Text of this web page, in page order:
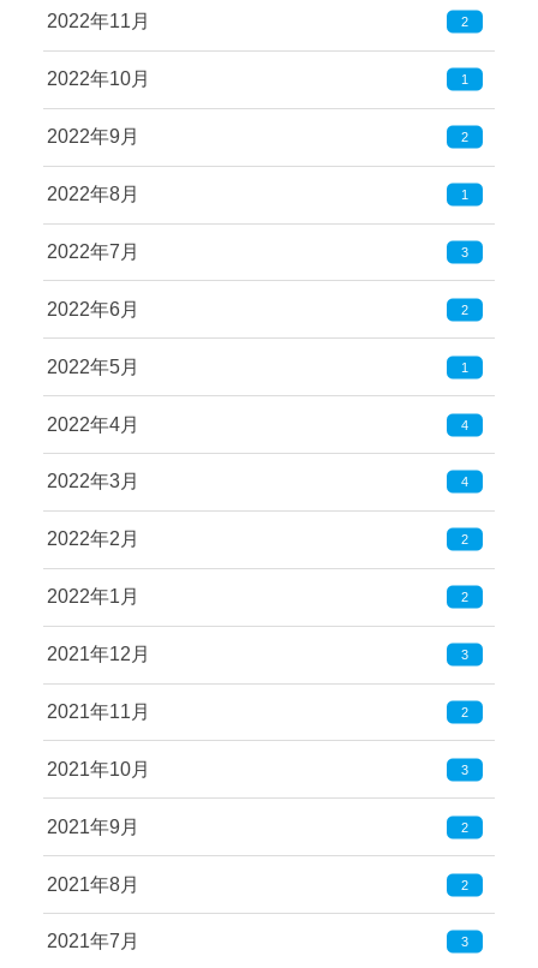
2022年11月 2
2022年10月 1
2022年9月 2
2022年8月 1
2022年7月 3
2022年6月 2
2022年5月 1
2022年4月 4
2022年3月 4
2022年2月 2
2022年1月 2
2021年12月 3
2021年11月 2
2021年10月 3
2021年9月 2
2021年8月 2
2021年7月 3